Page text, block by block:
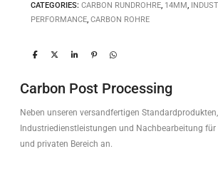
CATEGORIES: CARBON RUNDROHRE, 14MM,
PERFORMANCE, CARBON ROHRE
Carbon Post Processing
Neben unseren versandfertigen
Industriedienstleistungen und Nachbearbeitung
und privaten Bereich an.